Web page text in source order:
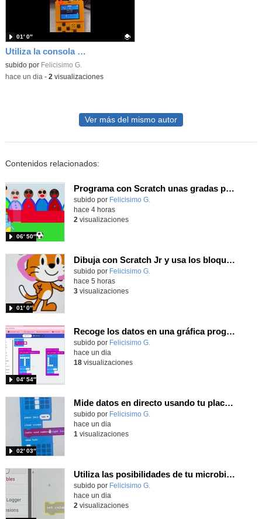
Utiliza la consola Meowbit de KIttenbot para jugar con tus programas MakeCode Arcade
Contenido educativo.
subido por Felicisimo G.
01′ 0″
-hace un dia - 2 visualizaciones
Ver más del mismo autor
Contenidos relacionados:
Programa con Scratch unas gradas para que produzca el efecto de desplazamiento.
Contenido educativo.
subido por Felicisimo G.
06′ 50″
hace 4 horas
2 visualizaciones
Dibuja con Scratch Jr y usa los bloques de aparecer/desparecer para hacer animaciones
Contenido educativo.
subido por Felicisimo G.
01′ 0″
hace 5 horas
3visualizaciones
Recoge los datos en una gráfica programando tu placa microbit con MakeCode y conoce la Tª y nivel de luz en este eclipse
Contenido educativo.
subido por Felicisimo G.
04′ 54″
hace un dia
18visualizaciones
Mide datos en directo usando tu placa microbit y programando con MakeCode dos placas conectadas por radio
Contenido educativo.
subido por Felicisimo G.
02′ 03″
hace un dia
1 visualizaciones
Utiliza las posibilidades de tu microbit programando com MakeCode para medir temperatura y nivel de luz con Datalogger
Contenido educativo.
subido por Felicisimo G.
hace un dia
2 visualizaciones